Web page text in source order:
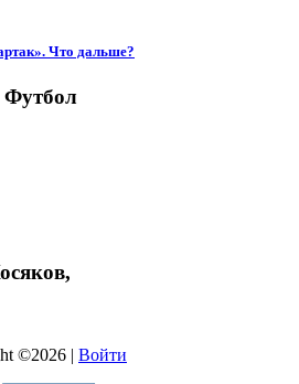
Что дальше?
Футбол
©2026 | Войти